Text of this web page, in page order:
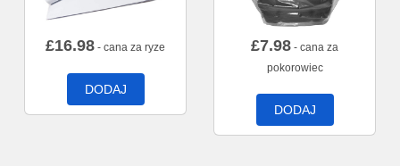
£16.98 - cana za ryze
DODAJ
£7.98 - cana za
pokorowiec
DODAJ